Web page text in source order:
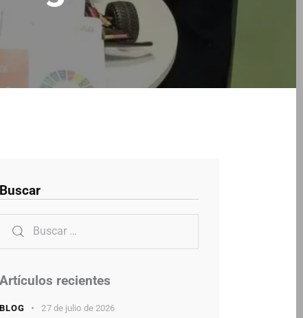
Buscar
Artículos recientes
BLOG 27 de julio de 2026